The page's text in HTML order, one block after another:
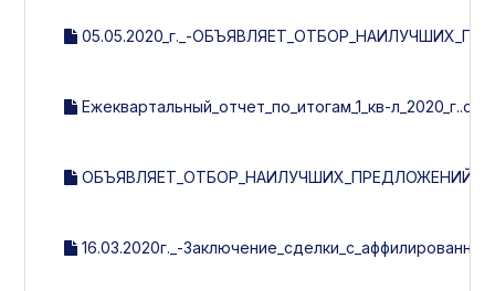
05.05.2020_г._-
Ежеквартальный_отчет_по_итогам_1_кв-
16.03.2020г._-